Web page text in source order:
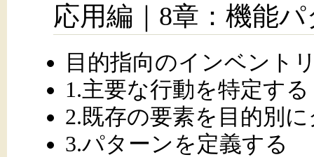
応用編｜8章：機能
目的指向のインベント
1.主要な行動を特定する
2.既存の要素を目的別
3.パターンを定義する